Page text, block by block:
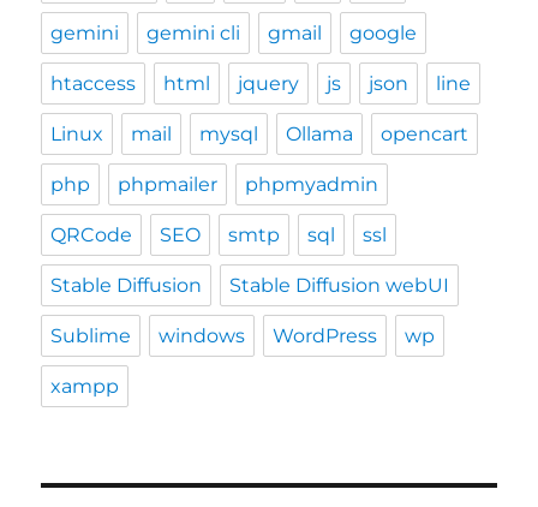
gemini gemini cli gmail google
htaccess html jquery js json line
Linux mail mysql Ollama opencart
php phpmailer phpmyadmin
QRCode SEO smtp sql ssl
Stable Diffusion Stable Diffusion webUI
Sublime windows WordPress wp
xampp